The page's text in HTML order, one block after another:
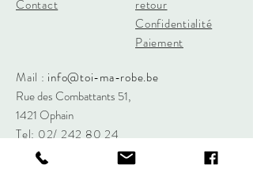
Contact
retour
Confidentialité
Paiement
Mail : info@toi-ma-robe.be
Rue des Combattants 51,
1421 Ophain
Tel: 02/242 80 24